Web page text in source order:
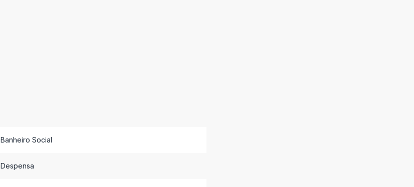
Banheiro Social
Despensa